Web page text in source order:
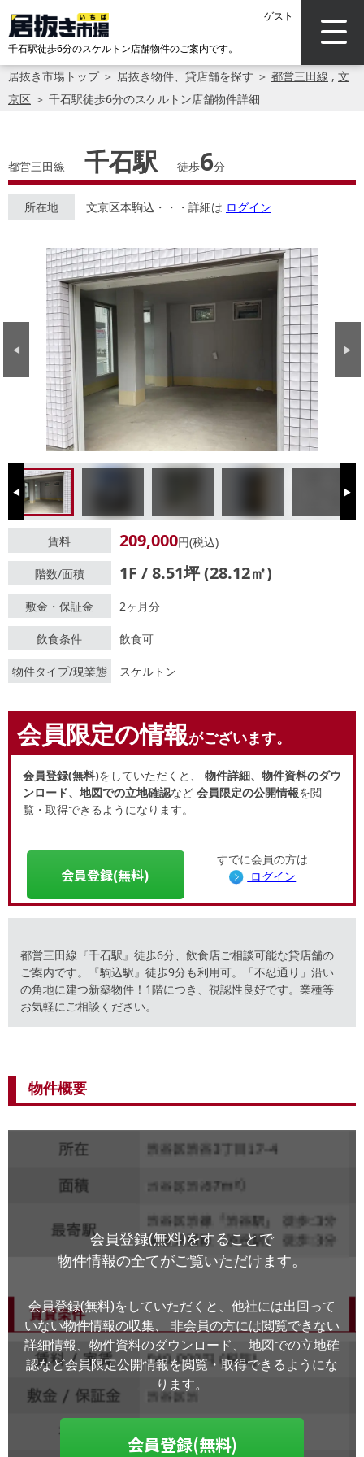
ゲスト
千石駅徒歩6分のスケルトン店舗物件のご案内です。
居抜き市場トップ＞ 居抜き物件、貸店舗を探す ＞ 都営三田線 , 文
京区 ＞ 千石駅徒歩6分のスケルトン店舗物件詳細
都営三田線 千石駅 徒歩6分
所在地 文京区本駒込・・・詳細は ログイン
Previous Next
Previous Next
賃料 209,000円(税込)
階数/面積 1F / 8.51坪 (28.12㎡)
敷金・保証金 2ヶ月分
飲食条件 飲食可
物件タイプ/現業態 スケルトン
会員限定の情報がございます。
会員登録(無料)をしていただくと、 物件詳細、物件資料のダウ
ンロード、地図での立地確認など 会員限定の公開情報を閲
覧・取得できるようになります。
会員登録(無料)
すでに会員の方は
ログイン
都営三田線『千石駅』徒歩6分、飲食店ご相談可能な貸店舗の
ご案内です。『駒込駅』徒歩9分も利用可。「不忍通り」沿い
の角地に建つ新築物件！1階につき、視認性良好です。業種等
お気軽にご相談ください。
物件概要
会員登録(無料)をすることで
物件情報の全てがご覧いただけます。
会員登録(無料)をしていただくと、他社には出回って
いない物件情報の収集、
非会員の方には閲覧できない
詳細情報、物件資料のダウンロード、
地図での立地確
認など会員限定公開情報を閲覧・取得できるようにな
ります。
会員登録(無料)